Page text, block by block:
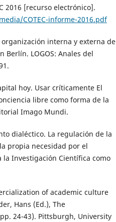
2016 [recurso electrónico].
COTEC-informe-2016.pdf
interna y externa de
LOGOS: Anales del
hoy. Usar críticamente El
libre como forma de la
Imago Mundi.
dialéctico. La regulación de la
propia necesidad por el
la Investigación Científica como
of academic culture
Hans (Ed.), The
24-43). Pittsburgh, University